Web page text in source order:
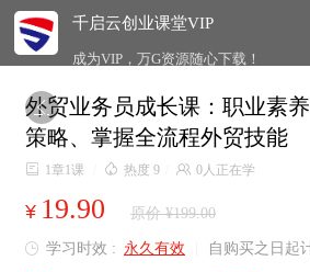
千启云创业课堂VIP
成为VIP，万G资源随心下载！

外贸业务员成长课：职业素
策略、掌握全流程外贸技能
 1章1课  热度 9  0人正在学
¥ 19.90 原价 ¥199.00
 学习时效 : 永久有效 自购买之日起